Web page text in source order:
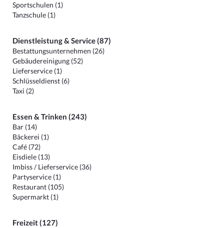
Sportschulen (1)
Tanzschule (1)
Dienstleistung & Service (87)
Bestattungsunternehmen (26)
Gebäudereinigung (52)
Lieferservice (1)
Schlüsseldienst (6)
Taxi (2)
Essen & Trinken (243)
Bar (14)
Bäckerei (1)
Café (72)
Eisdiele (13)
Imbiss / Lieferservice (36)
Partyservice (1)
Restaurant (105)
Supermarkt (1)
Freizeit (127)